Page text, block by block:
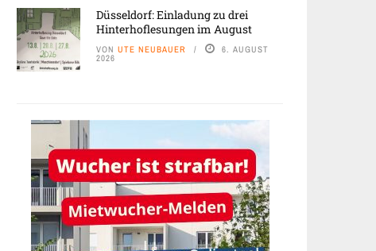
Düsseldorf: Einladung zu drei
Hinterhoflesungen im August
VON UTE NEUBAUER 6. AUGUST
2026